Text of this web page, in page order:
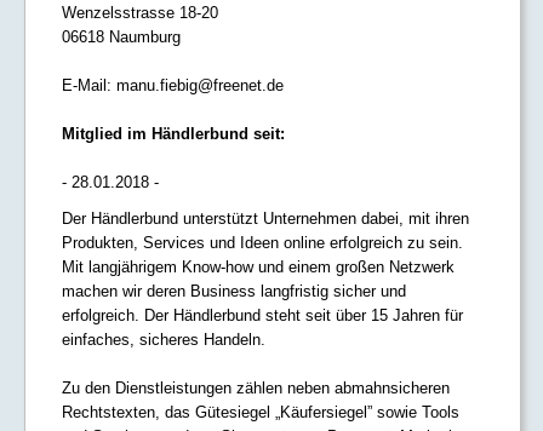
Wenzelsstrasse 18-20
06618 Naumburg
E-Mail: manu.fiebig@freenet.de
Mitglied im Händlerbund seit:
- 28.01.2018 -
Der Händlerbund unterstützt Unternehmen dabei, mit ihren
Produkten, Services und Ideen online erfolgreich zu sein.
Mit langjährigem Know-how und einem großen Netzwerk
machen wir deren Business langfristig sicher und
erfolgreich. Der Händlerbund steht seit über 15 Jahren für
einfaches, sicheres Handeln.
Zu den Dienstleistungen zählen neben abmahnsicheren
Rechtstexten, das Gütesiegel „Käufersiegel” sowie Tools